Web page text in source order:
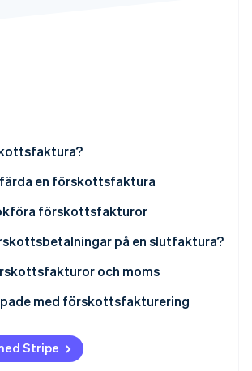
och mervärdesskatt
en förskottsfaktura
förskottsfakturor
på en slutfaktura?
och moms
med kontantrabatt
på bytestransaktioner
med förskottsfakturering
till fel skatteperiod
två gånger
Stripe